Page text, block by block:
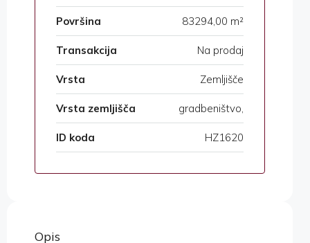
Površina 83294,00 m²
Transakcija Na prodaj
Vrsta Zemljišče
Vrsta zemljišča gradbeništvo,
ID koda HZ1620
Opis